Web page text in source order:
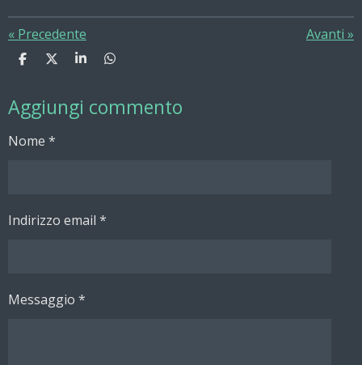
« Precedente Avanti »
C
d
i
i
C
d
i
i
C
d
i
C
d
i
Aggiungi commento
Nome *
Indirizzo email *
Messaggio *